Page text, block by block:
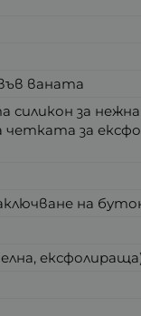
ваната
за
четката за
на